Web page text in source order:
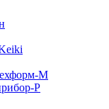
М
Р